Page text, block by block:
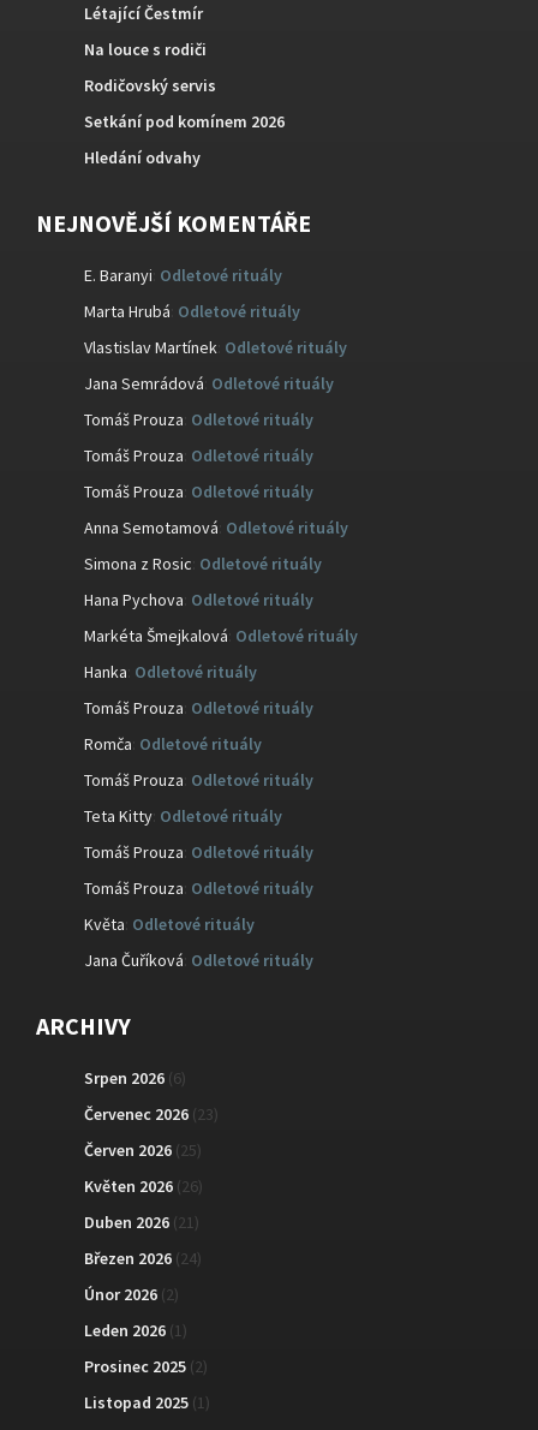
Létající Čestmír
Na louce s rodiči
Rodičovský servis
Setkání pod komínem 2026
Hledání odvahy
NEJNOVĚJŠÍ KOMENTÁŘE
E. Baranyi Odletové rituály
Marta Hrubá Odletové rituály
Vlastislav Martínek Odletové rituály
Jana Semrádová Odletové rituály
Tomáš Prouza Odletové rituály
Tomáš Prouza Odletové rituály
Tomáš Prouza Odletové rituály
Anna Semotamová Odletové rituály
Simona z Rosic Odletové rituály
Hana Pychova Odletové rituály
Markéta Šmejkalová Odletové rituály
Hanka Odletové rituály
Tomáš Prouza Odletové rituály
Romča Odletové rituály
Tomáš Prouza Odletové rituály
Teta Kitty Odletové rituály
Tomáš Prouza Odletové rituály
Tomáš Prouza Odletové rituály
Květa: Odletové rituály
Jana Čuříková: Odletové rituály
ARCHIVY
Srpen 2026 (6)
Červenec 2026 (23)
Červen 2026 (25)
Květen 2026 (26)
Duben 2026 (21)
Březen 2026 (24)
Únor 2026 (2)
Leden 2026 (1)
Prosinec 2025 (2)
Listopad 2025 (1)